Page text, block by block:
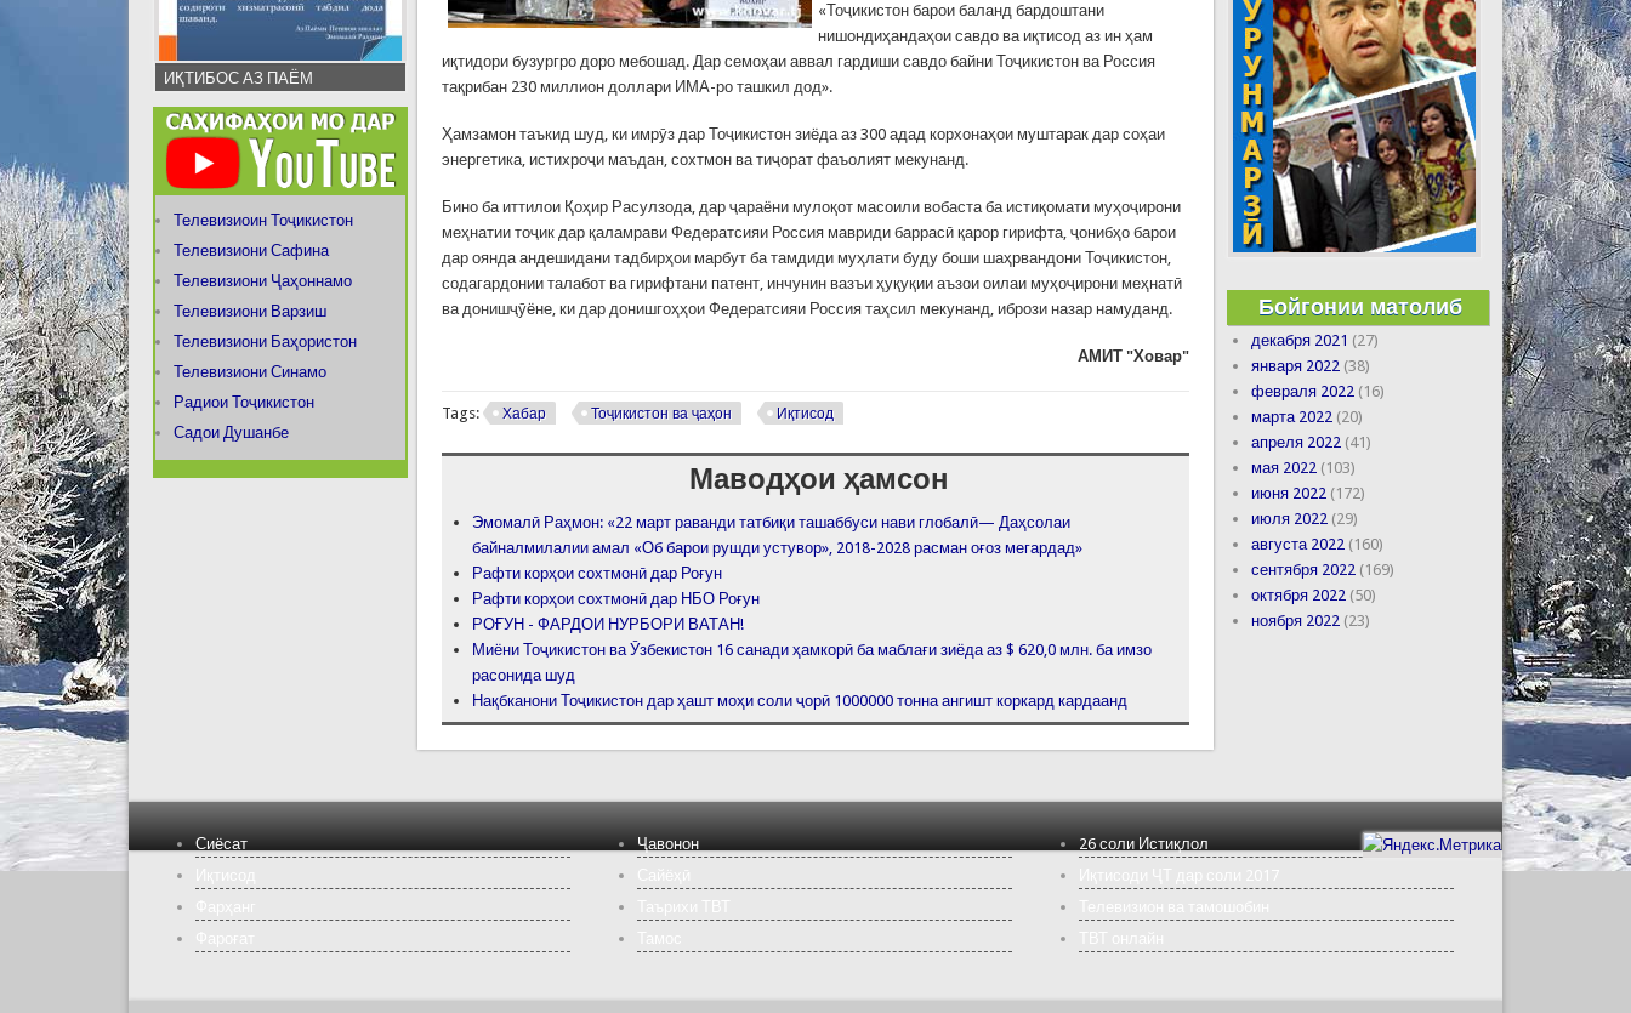
«Тоҷикистон барои баланд бардоштани
нишондиҳандаҳои савдо ва иқтисод аз ин ҳам
иқтидори бузургро доро мебошад. Дар семоҳаи аввал гардиши савдо байни Тоҷикистон ва Россия
тақрибан 230 миллион доллари ИМА-ро ташкил дод».
Ҳамзамон таъкид шуд, ки имрӯз дар Тоҷикистон зиёда аз 300 адад корхонаҳои муштарак дар соҳаи
энергетика, истихроҷи маъдан, сохтмон ва тиҷорат фаъолият мекунанд.
Бино ба иттилои Қоҳир Расулзода, дар ҷараёни мулоқот масоили вобаста ба истиқомати муҳоҷирони
меҳнатии тоҷик дар қаламрави Федератсияи Россия мавриди баррасӣ қарор гирифта, ҷонибҳо барои
дар оянда андешидани тадбирҳои марбут ба тамдиди муҳлати буду боши шаҳрвандони Тоҷикистон,
содагардонии талабот ва гирифтани патент, инчунин вазъи ҳуқуқии аъзои оилаи муҳоҷирони меҳнатӣ
ва донишҷӯёне, ки дар донишгоҳҳои Федератсияи Россия таҳсил мекунанд, ибрози назар намуданд.
АМИТ "Ховар"
Tags: Хабар Тоҷикистон ва ҷаҳон Иқтисод
Маводҳои ҳамсон
Эмомалӣ Раҳмон: «22 март раванди татбиқи ташаббуси нави глобалӣ— Даҳсолаи
байналмилалии амал «Об барои рушди устувор», 2018-2028 расман оғоз мегардад»
Рафти корҳои сохтмонӣ дар Роғун
Рафти корҳои сохтмонӣ дар НБО Роғун
РОҒУН - ФАРДОИ НУРБОРИ ВАТАН!
Миёни Тоҷикистон ва Ӯзбекистон 16 санади ҳамкорӣ ба маблағи зиёда аз $ 620,0 млн. ба имзо
расонида шуд
Нақбканони Тоҷикистон дар ҳашт моҳи соли ҷорӣ 1000000 тонна ангишт коркард кардаанд
ИҚТИБОС АЗ ПАЁМ
Телевизиоин Тоҷикистон
Телевизиони Сафина
Телевизиони Ҷаҳоннамо
Телевизиони Варзиш
Телевизиони Баҳористон
Телевизиони Синамо
Радиои Тоҷикистон
Садои Душанбе
Бойгонии матолиб
декабря 2021 (27)
января 2022 (38)
февраля 2022 (16)
марта 2022 (20)
апреля 2022 (41)
мая 2022 (103)
июня 2022 (172)
июля 2022 (29)
августа 2022 (160)
сентября 2022 (169)
октября 2022 (50)
ноября 2022 (23)
Сиёсат
Ҷавонон
26 соли Истиқлол